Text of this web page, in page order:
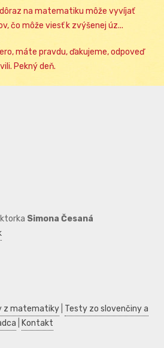
na matematiku môže vyvíjať
čo môže viesť k zvýšenej úz...
máte pravdu, ďakujeme, odpoveď
Pekný deň.
Simona Česaná
z matematiky Testy zo slovenčiny a
Kontakt